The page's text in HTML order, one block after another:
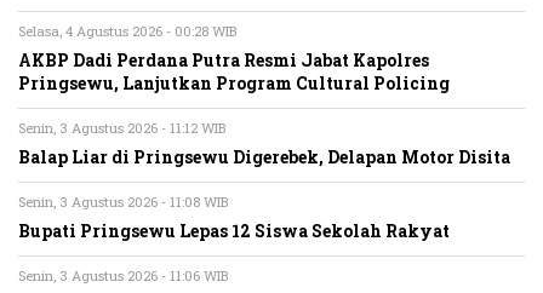
Selasa, 4 Agustus 2026 - 00:28 WIB
AKBP Dadi Perdana Putra Resmi Jabat Kapolres
Pringsewu, Lanjutkan Program Cultural Policing
Senin, 3 Agustus 2026 - 11:12 WIB
Balap Liar di Pringsewu Digerebek, Delapan Motor Disita
Senin, 3 Agustus 2026 - 11:08 WIB
Bupati Pringsewu Lepas 12 Siswa Sekolah Rakyat
Senin, 3 Agustus 2026 - 11:06 WIB